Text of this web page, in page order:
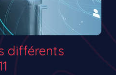
différents